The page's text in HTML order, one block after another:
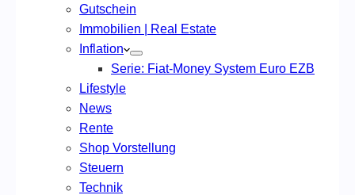
Gutschein
Immobilien | Real Estate
Inflation
Serie: Fiat-Money System Euro EZB
Lifestyle
News
Rente
Shop Vorstellung
Steuern
Technik